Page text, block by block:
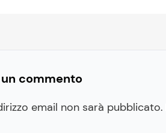
commento
email non sarà pubblicato.